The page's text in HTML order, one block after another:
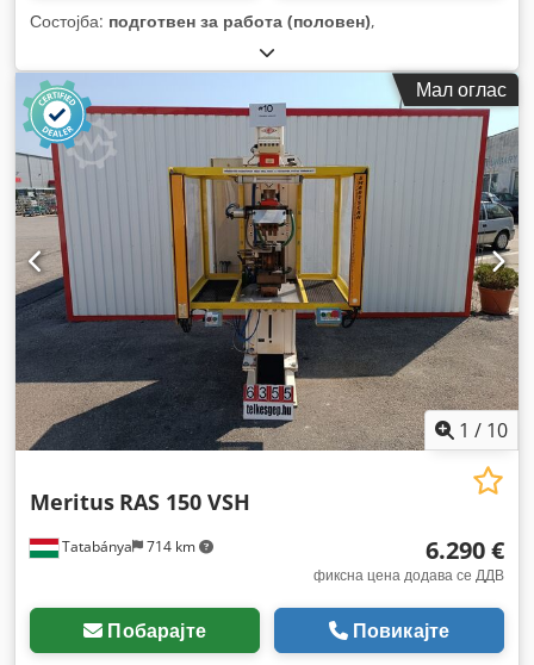
Состојба: подготвен за работа (половен),
Мал оглас
1 / 10
Tatabánya 714 km
Meritus RAS 150 VSH
6.290 €
фиксна цена додава се ДДВ
Побарајте Повикајте